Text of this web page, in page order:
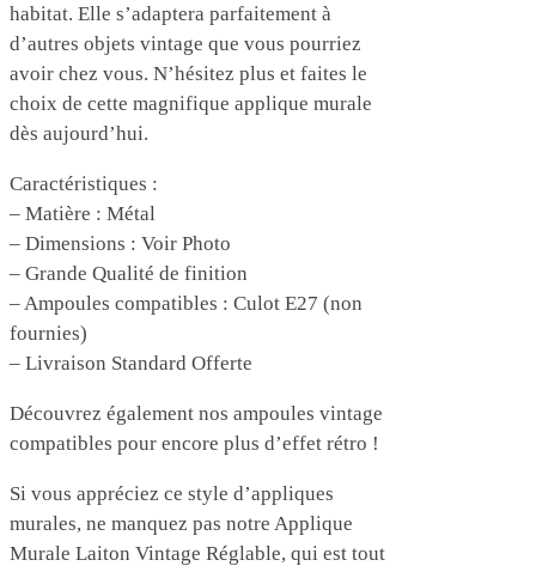
habitat. Elle s’adaptera parfaitement à
d’autres objets vintage que vous pourriez
avoir chez vous. N’hésitez plus et faites le
choix de cette magnifique applique murale
dès aujourd’hui.
Caractéristiques :
– Matière : Métal
– Dimensions : Voir Photo
– Grande Qualité de finition
– Ampoules compatibles : Culot E27 (non
fournies)
– Livraison Standard Offerte
Découvrez également nos ampoules vintage
compatibles pour encore plus d’effet rétro !
Si vous appréciez ce style d’appliques
murales, ne manquez pas notre Applique
Murale Laiton Vintage Réglable, qui est tout